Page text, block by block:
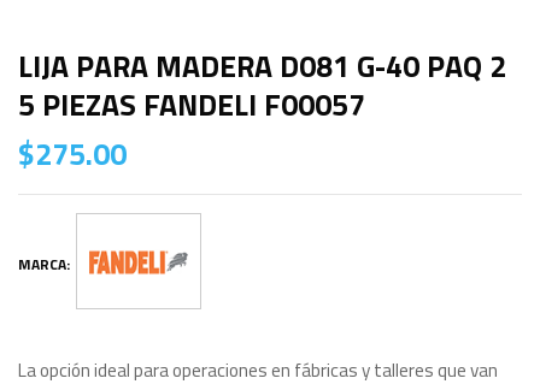
LIJA PARA MADERA D081 G-40 PAQ 2
5 PIEZAS FANDELI F00057
$275.00
MARCA:
La opción ideal para operaciones en fábricas y talleres que van